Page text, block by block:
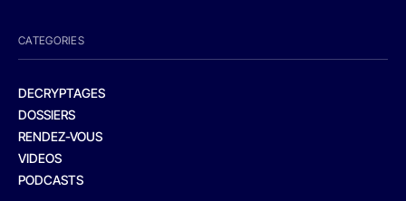
CATEGORIES
DECRYPTAGES
DOSSIERS
RENDEZ-VOUS
VIDEOS
PODCASTS